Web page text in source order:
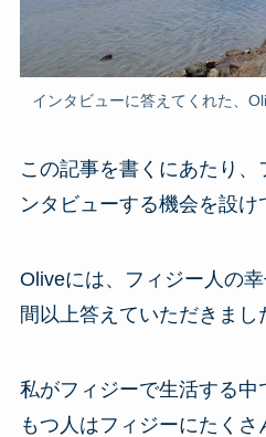
インタビューに答えてくれた、
この記事を書くにあたり、
ンタビューする機会を設け
Oliveには、フィジー人の
間以上答えていただきまし
私がフィジーで生活する中
もつ人はフィジーにたく